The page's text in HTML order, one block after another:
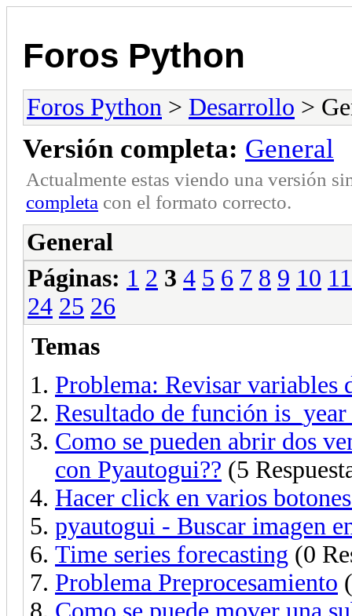
Foros Python
Foros Python > Desarrollo >
Versión completa: General
Actualmente estas viendo una versión
completa con el formato correcto.
General
Páginas: 1 2 3 4 5 6 7 8 9 10 11
24 25 26
Temas
Problema: Revisar variables
Resultado de función
Como se pueden abrir dos
con Pyautogui?? (5
Hacer click en varios
pyautogui - Buscar imagen
Time series forecasting (0
Problema Preprocesamiento